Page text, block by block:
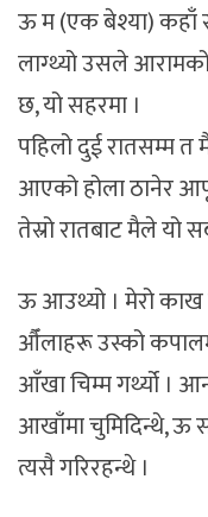
ऊ म (एक बेश्या) कहाँ
लाग्थ्यो उसले
छ, यो सहरमा ।
पहिलो दुई रातसम्म
आएको होला ठानेर आफू
तेस्रो रातबाट मैले यो
ऊ आउथ्यो । मेरो
औँलाहरू उस्को
आँखा चिम्म गर्थ्यो ।
आखाँमा चुमिदिन्थे, ऊ
त्यसै गरिरहन्थे ।